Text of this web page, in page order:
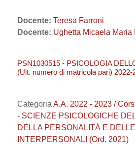
Docente: Teresa Farroni
Docente: Ughetta Micaela Maria
PSN1030515 - PSICOLOGIA
(Ult. numero di matricola pari) 2022-
Categoria A.A. 2022 - 2023 /
- SCIENZE PSICOLOGICHE
DELLA PERSONALITÀ E
INTERPERSONALI (Ord. 2021)